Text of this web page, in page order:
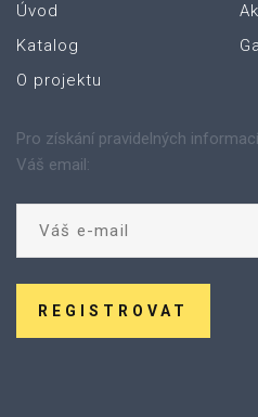
Úvod
Katalog
O projektu
Pro získání pravidelných
Váš email:
REGISTROVAT